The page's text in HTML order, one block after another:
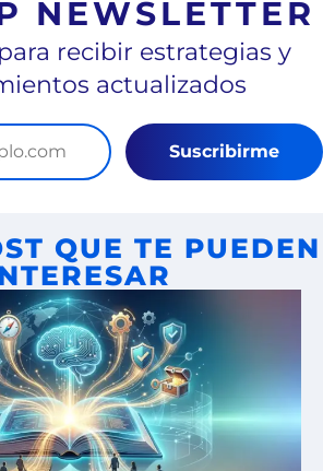
NEWSLETTER
recibir estrategias y
actualizados
Suscribirme
QUE TE PUEDEN